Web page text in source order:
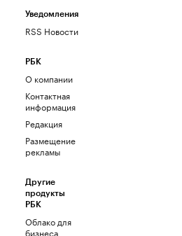
Уведомления
RSS Новости
РБК
О компании
Контактная
информация
Редакция
Размещение
рекламы
Другие
продукты
РБК
Облако для
бизнеса